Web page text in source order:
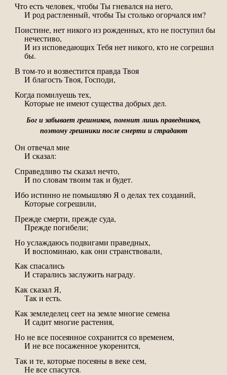
Что есть человек, чтобы Ты гневался на него,
И род растленный, чтобы Ты столько огорчался им?
Поистине, нет никого из рожденных, кто не поступил бы
нечестиво,
И из исповедающих Тебя нет никого, кто не согрешил
бы.
В том-то и возвестится правда Твоя
И благость Твоя, Господи,
Когда помилуешь тех,
Которые не имеют существа добрых дел.
Бог и забывает грешников, помнит лишь праведников,
поэтому грешники после смерти и страдают
Он отвечал мне
И сказал:
Справедливо ты сказал нечто,
И по словам твоим так и будет.
Ибо истинно не помышляю Я о делах тех созданий,
Которые согрешили,
Прежде смерти, прежде суда,
Прежде погибели;
Но услаждаюсь подвигами праведных,
И воспоминаю, как они странствовали,
Как спасались
И старались заслужить награду.
Как сказал Я,
Так и есть.
Как земледелец сеет на земле многие семена
И садит многие растения,
Но не все посеянное сохранится со временем,
И не все посаженное укоренится,
Так и те, которые посеяны в веке сем,
Не все спасутся.